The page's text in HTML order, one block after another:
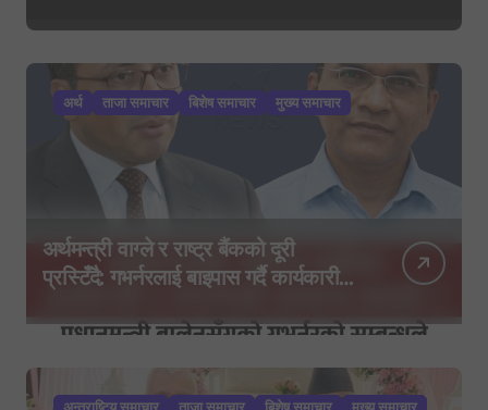
अर्थ ताजा समाचार बिशेष समाचार मुख्य समाचार
अर्थमन्त्री वाग्ले र राष्ट्र बैंकको दूरी
प्रस्टिँदै: गभर्नरलाई बाइपास गर्दै कार्यकारी
अन्तराष्टिय समाचार ताजा समाचार बिशेष समाचार
मुख्य समाचार